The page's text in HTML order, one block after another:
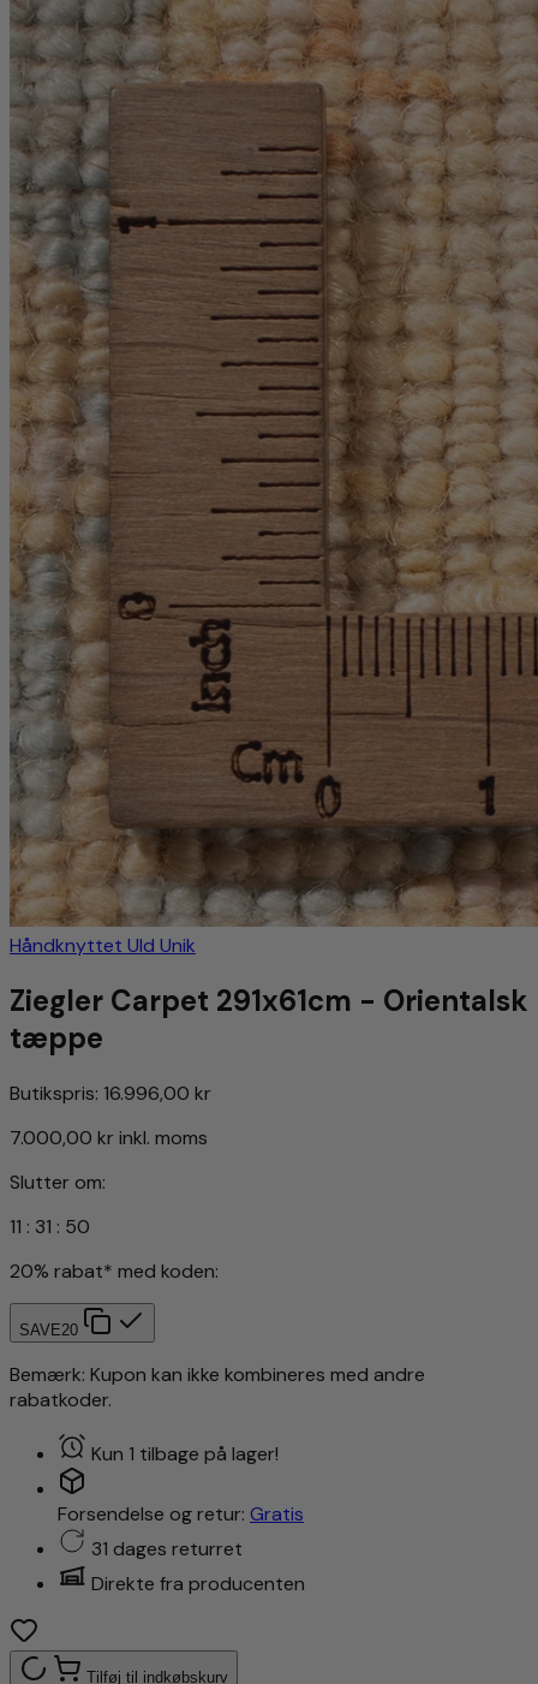
Håndknyttet Uld Unik
Ziegler Carpet 291x61cm - Orientalsk
tæppe
Butikspris: 16.996,00 kr
7.000,00 kr inkl. moms
Slutter om:
11 : 31 : 47
20% rabat* med koden:
SAVE20
Bemærk: Kupon kan ikke kombineres med andre
rabatkoder.
Kun 1 tilbage på lager!
Forsendelse og retur: Gratis
31 dages returret
Direkte fra producenten
Tilføj til indkøbskurv